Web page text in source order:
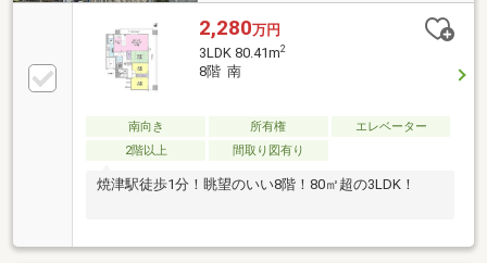
2,280万円
3LDK 80.41m2
8階 南
南向き 所有権
エレベーター
2階以上
間取り図有り
焼津駅徒歩1分！眺望のいい8階！80㎡超の3LDK！